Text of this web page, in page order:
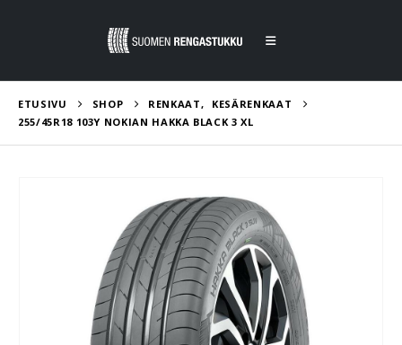
ETUSIVU SHOP RENKAAT,
KESÄRENKAAT
255/45R18 103Y NOKIAN HAKKA BLACK 3 XL